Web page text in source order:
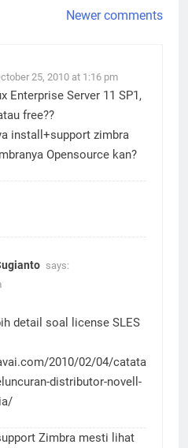
25, 2010 at 1:16 pm
Enterprise Server 11 SP1,
free??
install+support zimbra
detail soal license SLES
2010/02/04/catata
distributor-novell-